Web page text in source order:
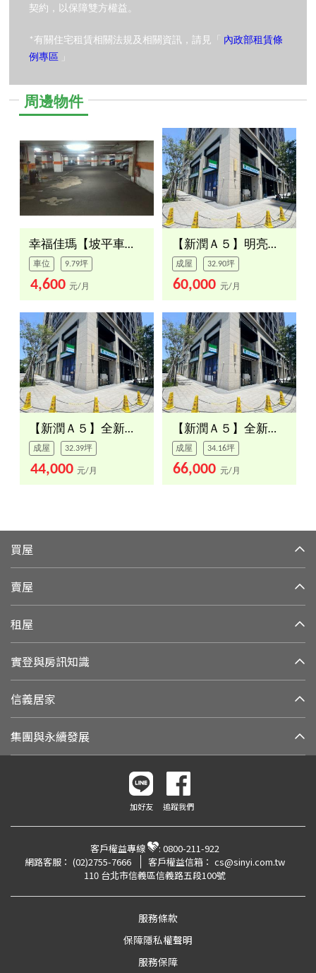
契約，以保障雙方權益。
*有關住宅租賃相關法規及相關資訊，請見「 內政部租賃條
例專區 」
周邊物件
幸福佳瑪【坡平車位】
車位 9.79坪
4,600 元/月
【新潤Ａ５】明亮２樓店面
成屋 32.90坪
60,000 元/月
【新潤Ａ５】全新２樓店面
成屋 32.39坪
44,000 元/月
【新潤Ａ５】全新一樓店面
成屋 34.16坪
66,000 元/月
買屋
賣屋
租屋
實登與房訊知識
信義居家
集團與永續發展
加好友 追蹤我們
客戶權益專線 : 0800-211-922
網路客服： (02)2755-7666 客戶權益信箱： cs@sinyi.com.tw
110 台北市信義區信義路五段100號
服務條款
保障隱私權聲明
服務保障